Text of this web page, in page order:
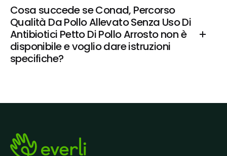
Cosa succede se Conad, Percorso
Qualità Da Pollo Allevato Senza Uso Di
Antibiotici Petto Di Pollo Arrosto non è
disponibile e voglio dare istruzioni
specifiche?